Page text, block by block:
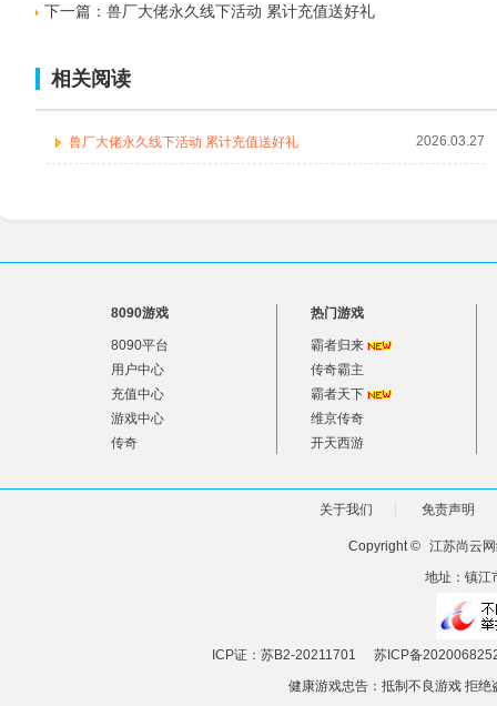
下一篇： 兽厂大佬永久线下活动 累计充值送好礼
相关阅读
兽厂大佬永久线下活动 累计充值送好礼 2026.03.27
8090游戏
8090平台
用户中心
充值中心
游戏中心
传奇
热门游戏
霸者归来
传奇霸主
霸者天下
维京传奇
开天西游
关于我们 免责声明
Copyright © 江苏尚云
地址：镇江
ICP证：苏B2-20211701
苏ICP备
健康游戏忠告：抵制不良游戏 拒